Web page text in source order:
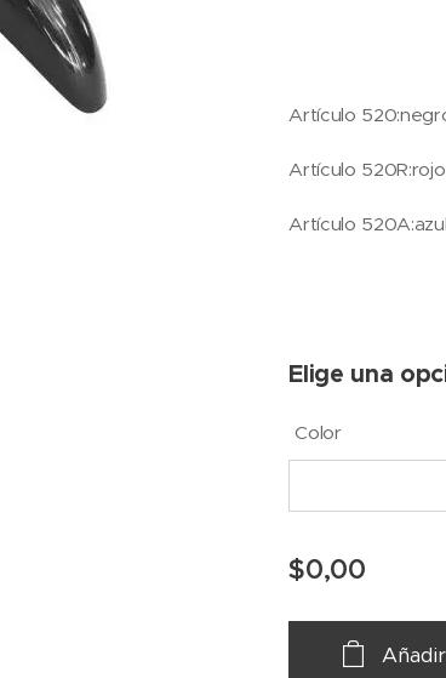
Artículo
Artículo 520R:rojo
Artículo 520A:azul
Elige una
Color
$0,00